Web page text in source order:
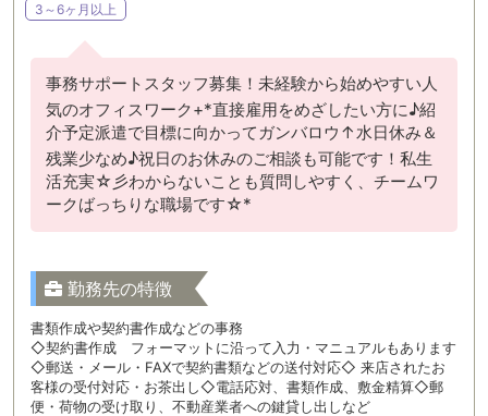
3～6ヶ月以上
事務サポートスタッフ募集！未経験から始めやすい人
気のオフィスワーク+*直接雇用をめざしたい方に♪紹
介予定派遣で目標に向かってガンバロウ↑水日休み＆
残業少なめ♪祝日のお休みのご相談も可能です！私生
活充実☆彡わからないことも質問しやすく、チームワ
ークばっちりな職場です☆*
勤務先の特徴
書類作成や契約書作成などの事務
◇契約書作成 フォーマットに沿って入力・マニュアルもあります
◇郵送・メール・FAXで契約書類などの送付対応◇ 来店されたお
客様の受付対応・お茶出し◇電話応対、書類作成、敷金精算◇郵
便・荷物の受け取り、不動産業者への鍵貸し出しなど